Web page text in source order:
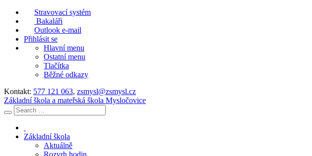
Stravovací systém
Bakaláři
Outlook e-mail
Přihlásit se
Hlavní menu
Ostatní menu
Tlačítka
Běžné odkazy
Kontakt: 577 121 063, zsmysl@zsmysl.cz
Základní škola a mateřská škola Mysločovice
Základní škola
Aktuálně
Rozvrh hodin